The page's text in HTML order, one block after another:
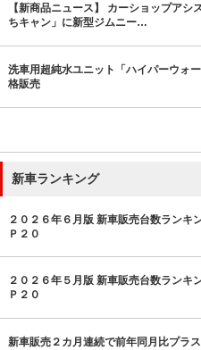
【新商品ニュース】 カーショップアシ
ちキャン」に新型ジムニー…
洗車用超純水ユニット「ハイパーウォ
格販売
新車ランキング
２０２６年６月版 新車販売台数ランキ
Ｐ２０
２０２６年５月版 新車販売台数ランキ
Ｐ２０
新車販売２カ月連続で前年同月比プラス